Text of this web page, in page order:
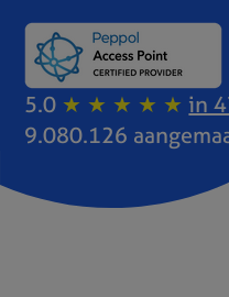
5.0 ★ ★ ★ ★ ★ in
9.080.126